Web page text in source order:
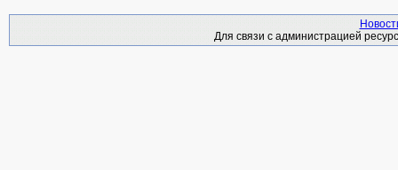
Для связи с администрацией